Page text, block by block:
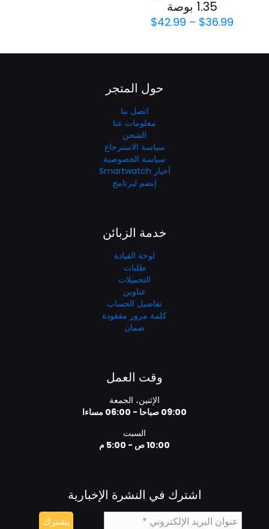
1.35 بوصة
$36.99
–
$42.99
حول المتجر
اتصل بنا
معلومات عنا
الشحن
سياسة الاسترجاع
سياسة الخصوصية
أخبار Smartwatch
إنضم لبرنامج
خدمة الزبائن
لوحة القيادة
طلبات
التحميلات
عناوين
تفاصيل الحساب
كلمة مرور مفقودة
ضمان
وقت العمل
الإثنين، الجمعة
09:00 صباحا - 06:00 مساءا
السبت
10:00 ص - 5:00 م
اشترك في النشرة الإخبارية